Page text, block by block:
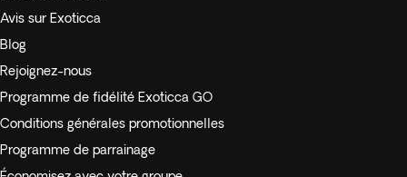
Avis sur Exoticca
Blog
Rejoignez-nous
Programme de fidélité Exoticca GO
Conditions générales promotionnelles
Programme de parrainage